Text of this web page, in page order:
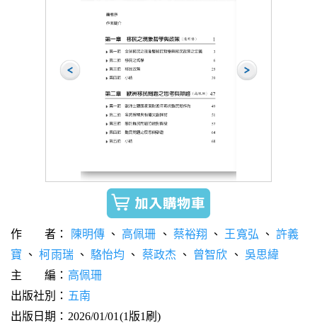
作 者： 陳明傳、 高佩珊 、 蔡裕翔 、 王寬弘 、許義
寶 、柯雨瑞、 駱怡均 、 蔡政杰 、 曾智欣 、 吳思緯
主 編： 高佩珊
出版社別： 五南
出版日期：2026/01/01(1版1刷)